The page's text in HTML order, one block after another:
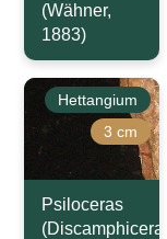
(Wähner,
1883)
Hettangium
3 cm
Psiloceras